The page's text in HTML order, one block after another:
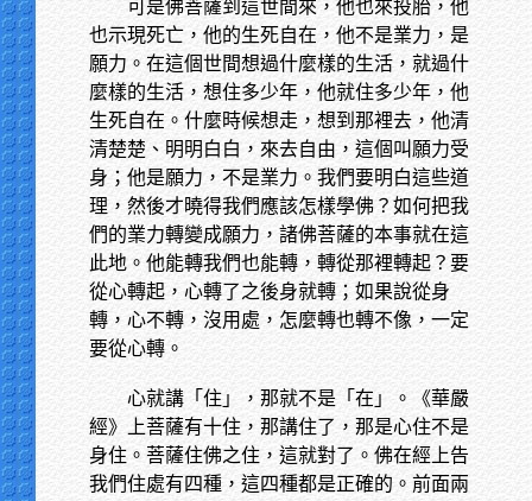
可是佛菩薩到這世間來，他也來投胎，他
也示現死亡，他的生死自在，他不是業力，是
願力。在這個世間想過什麼樣的生活，就過什
麼樣的生活，想住多少年，他就住多少年，他
生死自在。什麼時候想走，想到那裡去，他清
清楚楚、明明白白，來去自由，這個叫願力受
身；他是願力，不是業力。我們要明白這些道
理，然後才曉得我們應該怎樣學佛？如何把我
們的業力轉變成願力，諸佛菩薩的本事就在這
此地。他能轉我們也能轉，轉從那裡轉起？要
從心轉起，心轉了之後身就轉；如果說從身
轉，心不轉，沒用處，怎麼轉也轉不像，一定
要從心轉。
心就講「住」，那就不是「在」。《華嚴
經》上菩薩有十住，那講住了，那是心住不是
身住。菩薩住佛之住，這就對了。佛在經上告
我們住處有四種，這四種都是正確的。前面兩